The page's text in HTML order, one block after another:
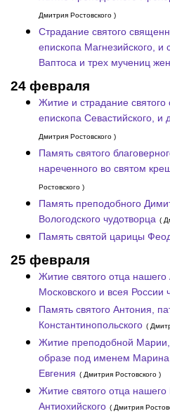
Дмитрия Ростовского )
Страдание святого
епископа Магнезийского,
Ваптоса и трех мучениц жен
24 февраля
Житие и страдание
епископа Севастийского, и
Дмитрия Ростовского )
Память святого
нареченного во святом
Ростовского )
Память преподобного
Вологодского чудотворца (
Память святой царицы
25 февраля
Житие святого отца
Московского и всея России
Память святого Антония,
Константинопольского (
Житие преподобной
образе под именем
Евгения ( Дмитрия Ростовского )
Житие святого отца
Антиохийского ( Дмитрия